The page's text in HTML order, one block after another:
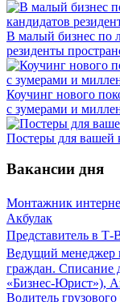
В малый бизнес по
резиденты
Коучинг нового
с зумерами и
Постеры для вашей
Вакансии дня
Монтажник
Акбулак
Представитель в Т-
Ведущий менеджер
граждан.
«Бизнес-Юрист»),
Водитель грузового